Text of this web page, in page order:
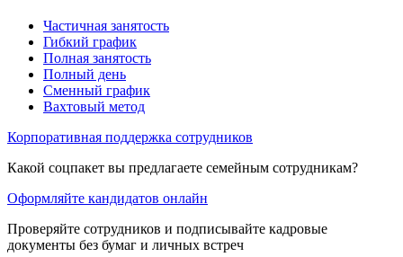
Частичная занятость
Гибкий график
Полная занятость
Полный день
Сменный график
Вахтовый метод
Корпоративная поддержка сотрудников
Какой соцпакет вы предлагаете семейным сотрудникам?
Оформляйте кандидатов онлайн
Проверяйте сотрудников и подписывайте кадровые
документы без бумаг и личных встреч